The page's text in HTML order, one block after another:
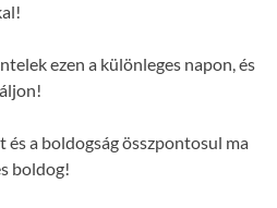
ezen a különleges napon, és
és a boldogság összpontosul ma
boldog!